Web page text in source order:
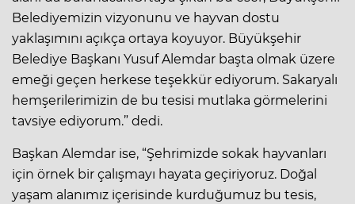
Belediyemizin vizyonunu ve hayvan dostu
yaklaşımını açıkça ortaya koyuyor. Büyükşehir
Belediye Başkanı Yusuf Alemdar başta olmak üzere
emeği geçen herkese teşekkür ediyorum. Sakaryalı
hemşerilerimizin de bu tesisi mutlaka görmelerini
tavsiye ediyorum.” dedi.
Başkan Alemdar ise, “Şehrimizde sokak hayvanları
için örnek bir çalışmayı hayata geçiriyoruz. Doğal
yaşam alanımız içerisinde kurduğumuz bu tesis,